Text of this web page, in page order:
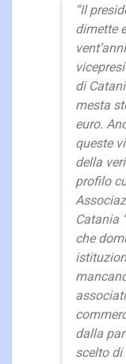
“Il
dimette
di
mesta
euro.
queste
della
profilo
Catania
che
dalla
scelto di